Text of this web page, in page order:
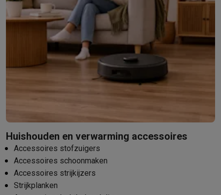
Huishouden en verwarming accessoires
Accessoires stofzuigers
Accessoires schoonmaken
Accessoires strijkijzers
Strijkplanken